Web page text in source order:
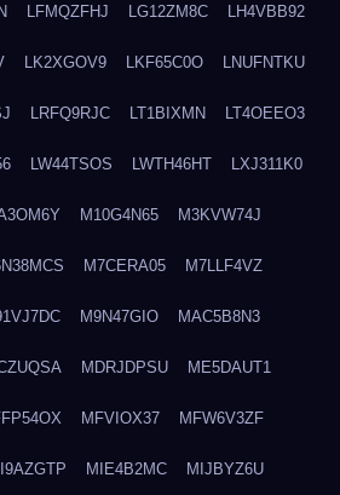
LFMQZFHJ LG12ZM8C LH4VBB92
LK2XGOV9 LKF65C0O LNUFNTKU
LRFQ9RJC LT1BIXMN LT4OEEO3
LW44TSOS LWTH46HT LXJ311K0
M10G4N65 M3KVW74J
M7CERA05 M7LLF4VZ
M9N47GIO MAC5B8N3
MDRJDPSU ME5DAUT1
MFVIOX37 MFW6V3ZF
MIE4B2MC MIJBYZ6U